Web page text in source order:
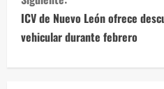
u
e
l
ICV de Nuevo León ofrece
vehicular durante febrero